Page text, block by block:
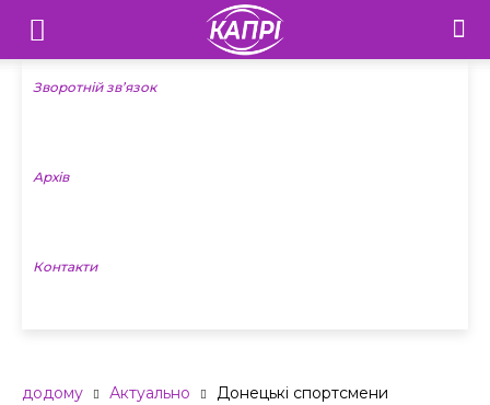
Телебачення
«Капрі»
Новини
Зворотній зв’язок
Архів
Контакти
додому Актуально
Донецькі спортсмени